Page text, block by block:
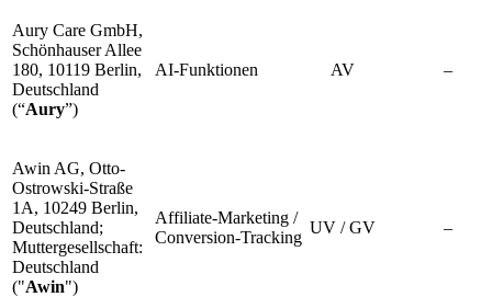
Aury Care GmbH,
Schönhauser Allee
180, 10119 Berlin,
Deutschland
(“Aury”)
AI-Funktionen AV –
Awin AG, Otto-
Ostrowski-Straße
1A, 10249 Berlin,
Deutschland;
Muttergesellschaft:
Deutschland
("Awin")
Affiliate-Marketing /
Conversion-Tracking
UV / GV –